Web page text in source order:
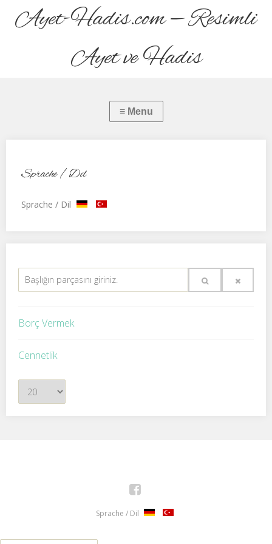
Ayet-Hadis.com — Resimli
Ayet ve Hadis
Sprache / Dil
Başlığın
parçasını
giriniz.
Borç Vermek
Cennetlik
Görüntüleme
Sayısı